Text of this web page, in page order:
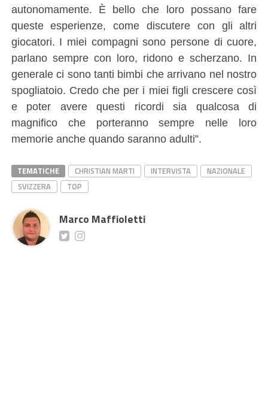
autonomamente. È bello che loro possano fare
queste esperienze, come discutere con gli altri
giocatori. I miei compagni sono persone di cuore,
parlano sempre con loro, ridono e scherzano. In
generale ci sono tanti bimbi che arrivano nel nostro
spogliatoio. Credo che per i miei figli crescere così
e poter avere questi ricordi sia qualcosa di
magnifico che porteranno sempre nelle loro
memorie anche quando saranno adulti”.
TEMATICHE CHRISTIAN MARTI INTERVISTA
NAZIONALE
SVIZZERA
TOP
Marco Maffioletti